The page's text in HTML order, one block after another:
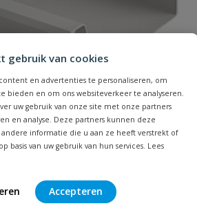
gebruik van cookies
en advertenties te personaliseren, om
bieden en om ons websiteverkeer te analyseren.
uw gebruik van onze site met onze partners
en analyse. Deze partners kunnen deze
informatie die u aan ze heeft verstrekt of
basis van uw gebruik van hun services. Lees
Accepteren
120 t/m 205 mm | Lengte: 1, 3 & 6